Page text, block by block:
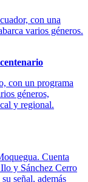
con una
varios géneros.
con un programa
géneros,
y regional.
Cuenta
y Sánchez Cerro
señal, además